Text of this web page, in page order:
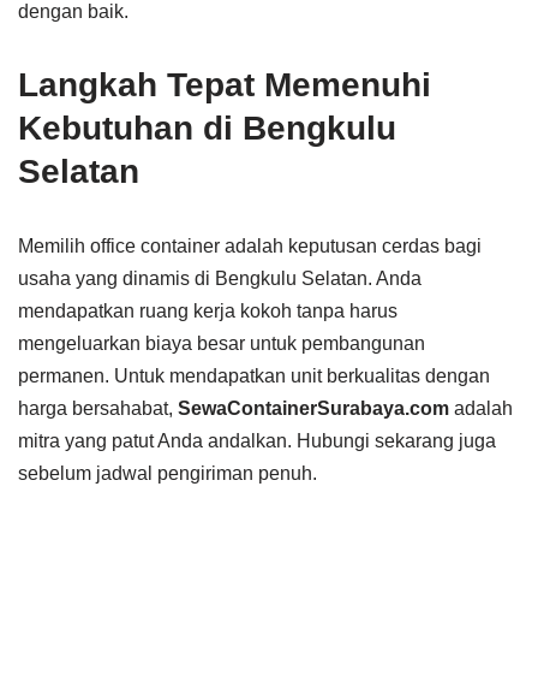
dengan baik.
Langkah Tepat Memenuhi
Kebutuhan di Bengkulu
Selatan
Memilih office container adalah keputusan cerdas bagi
usaha yang dinamis di Bengkulu Selatan. Anda
mendapatkan ruang kerja kokoh tanpa harus
mengeluarkan biaya besar untuk pembangunan
permanen. Untuk mendapatkan unit berkualitas dengan
harga bersahabat, SewaContainerSurabaya.com adalah
mitra yang patut Anda andalkan. Hubungi sekarang juga
sebelum jadwal pengiriman penuh.